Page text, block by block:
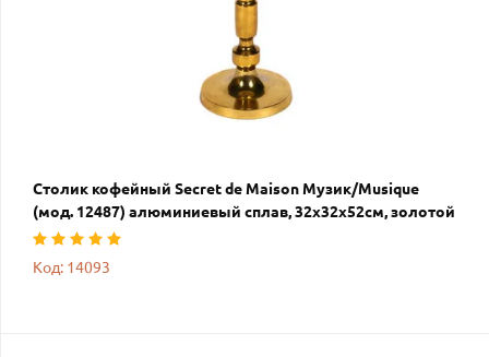
Столик кофейный Secret de Maison Музик/Musique
(мод. 12487) алюминиевый сплав, 32х32х52см, золотой
Код: 14093